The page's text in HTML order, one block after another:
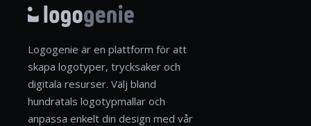
Logogenie är en plattform för att
skapa logotyper, trycksaker och
digitala resurser. Välj bland
hundratals logotypmallar och
anpassa enkelt din design med vår